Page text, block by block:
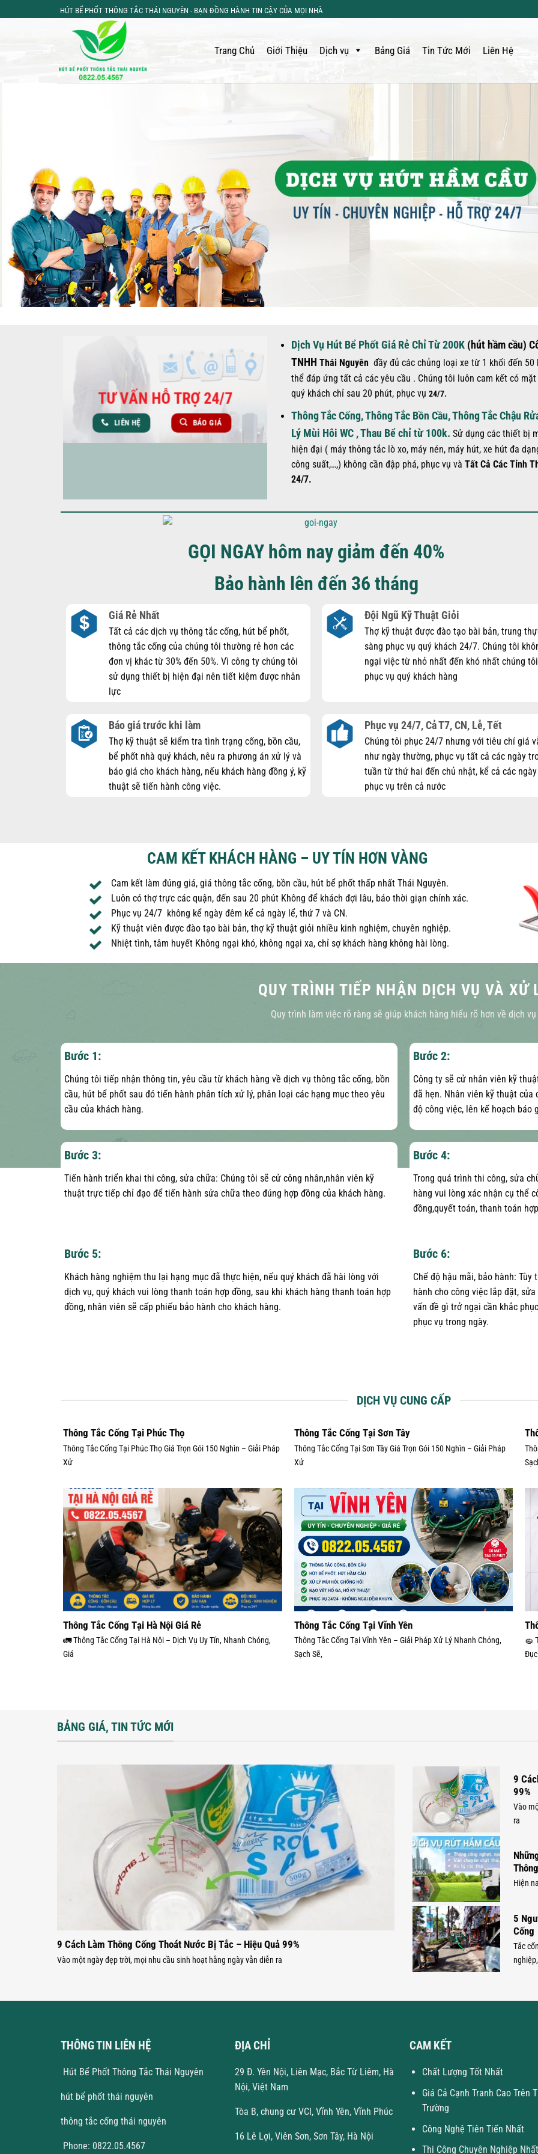
HÚT BỂ PHỐT THÔNG TẮC THÁI NGUYÊN - BẠN ĐỒNG HÀNH TIN CẬY CỦA MỌI NHÀ
Trang Chủ Giới Thiệu Dịch vụ Bảng Giá Tin Tức Mới Liên Hệ
TƯ VẤN HỖ TRỢ 24/7
LIÊN HỆ BÁO GIÁ
Dịch Vụ Hút Bể Phốt Giá Rẻ Chỉ Từ 200K (hút hầm cầu)
TNHH Thái Nguyên đầy đủ các chủng loại xe từ 1 khối đến 50
thể đáp ứng tất cả các yêu cầu . Chúng tôi luôn cam kết có
quý khách chỉ sau 20 phút, phục vụ24/7.
Thông Tắc Cống, Thông Tắc Bồn Cầu, Thông Tắc Chậu
Lý Mùi Hôi WC , Thau Bể chỉ từ 100k. Sử dụng các thiết bị
hiện đại ( máy thông tắc lò xo, máy nén, máy hút, xe hút đa
công suất,…,) không cần đập phá, phục vụ và Tất Cả Các Tỉnh
24/7.
GỌI NGAY hôm nay giảm đến 40%
Bảo hành lên đến 36 tháng
Giá Rẻ Nhất
Tất cả các dịch vụ thông tắc cống, hút bể phốt,
thông tắc cống của chúng tôi thường rẻ hơn các
đơn vị khác từ 30% đến 50%. Vì công ty chúng tôi
sử dụng thiết bị hiện đại nên tiết kiệm được nhân
lực
Đội Ngũ Kỹ Thuật Giỏi
Thợ kỹ thuật được đào tạo bài bản, trung
sàng phục vụ quý khách 24/7. Chúng tôi
ngại việc từ nhỏ nhất đến khó nhất chúng
phục vụ quý khách hàng
Báo giá trước khi làm
Thợ kỹ thuật sẽ kiểm tra tình trạng cống, bồn cầu,
bể phốt nhà quý khách, nêu ra phương án xử lý và
báo giá cho khách hàng, nếu khách hàng đồng ý, kỹ
thuật sẽ tiến hành công việc.
Phục vụ 24/7, Cả T7, CN, Lễ, Tết
Chúng tôi phục 24/7 nhưng với tiêu chí giá
như ngày thường, phục vụ tất cả các ngày
tuần từ thứ hai đến chủ nhật, kể cả các
phục vụ trên cả nước
CAM KẾT KHÁCH HÀNG – UY TÍN HƠN VÀNG
Cam kết làm đúng giá, giá thông tắc cống, bồn cầu, hút bể phốt thấp nhất Thái Nguyên.
Luôn có thợ trực các quận, đến sau 20 phút Không để khách đợi lâu, báo thời giạn chính xác.
Phục vụ 24/7 không kể ngày đêm kể cả ngày lể, thứ 7 và CN.
Kỹ thuật viên được đào tạo bài bản, thợ kỹ thuật giỏi nhiều kinh nghiệm, chuyên nghiệp.
Nhiệt tình, tâm huyết Không ngại khó, không ngại xa, chỉ sợ khách hàng không hài lòng.
QUY TRÌNH TIẾP NHẬN DỊCH VỤ VÀ XỬ
Quy trình làm việc rõ ràng sẽ giúp khách hàng hiểu rõ hơn về dịch vụ
Bước 1:
Chúng tôi tiếp nhận thông tin, yêu cầu từ khách hàng về dịch vụ thông tắc cống, bồn
cầu, hút bể phốt sau đó tiến hành phân tích xử lý, phân loại các hạng mục theo yêu
cầu của khách hàng.
Bước 2:
Công ty sẽ cử nhân viên kỹ
đã hẹn. Nhân viên kỹ thuật của
độ công việc, lên kế hoạch
Bước 3:
Tiến hành triển khai thi công, sửa chữa: Chúng tôi sẽ cử công nhân,nhân viên kỹ
thuật trực tiếp chỉ đạo để tiến hành sửa chữa theo đúng hợp đồng của khách hàng.
Bước 4:
Trong quá trình thi công, sửa
hàng vui lòng xác nhận cụ thể
đồng,quyết toán, thanh toán
Bước 5:
Khách hàng nghiệm thu lại hạng mục đã thực hiện, nếu quý khách đã hài lòng với
dịch vụ, quý khách vui lòng thanh toán hợp đồng, sau khi khách hàng thanh toán hợp
đồng, nhân viên sẽ cấp phiếu bảo hành cho khách hàng.
Bước 6:
Chế độ hậu mãi, bảo hành:
hành cho công việc lắp đặt,
vấn đề gì trở ngại cần khắc
phục vụ trong ngày.
DỊCH VỤ CUNG CẤP
Thông Tắc Cống Tại Phúc Thọ
Thông Tắc Cống Tại Phúc Thọ Giá Trọn Gói 150 Nghìn – Giải Pháp
Xử
Thông Tắc Cống Tại Sơn Tây
Thông Tắc Cống Tại Sơn Tây Giá Trọn Gói 150 Nghìn – Giải Pháp
Xử
Thông Tắc Cống Tại Hà Nội Giá Rẻ
🚛 Thông Tắc Cống Tại Hà Nội – Dịch Vụ Uy Tín, Nhanh Chóng,
Giá
Thông Tắc Cống Tại Vĩnh Yên
Thông Tắc Cống Tại Vĩnh Yên – Giải Pháp Xử Lý Nhanh Chóng,
Sạch Sẽ,
🧽
BẢNG GIÁ, TIN TỨC MỚI
9 Cách Làm Thông Cống Thoát Nước Bị Tắc – Hiệu Quả 99%
Vào một ngày đẹp trời, mọi nhu cầu sinh hoạt hằng ngày vẫn diễn ra
9
99%
Vào
ra
Hiện
5
Cống
Tắc
nghiệp,
THÔNG TIN LIÊN HỆ
Hút Bể Phốt Thông Tắc Thái Nguyên
hút bể phốt thái nguyên
thông tắc cống thái nguyên
Phone: 0822.05.4567
ĐỊA CHỈ
29 Đ. Yên Nội, Liên Mạc, Bắc Từ Liêm, Hà
Nội, Việt Nam
Tòa B, chung cư VCI, Vĩnh Yên, Vĩnh Phúc
16 Lê Lợi, Viên Sơn, Sơn Tây, Hà Nội
CAM KẾT
Chất Lượng Tốt Nhất
Giá Cả Cạnh Tranh Cao Trên
Trường
Công Nghệ Tiên Tiến Nhất
Thi Công Chuyên Nghiệp Nhất